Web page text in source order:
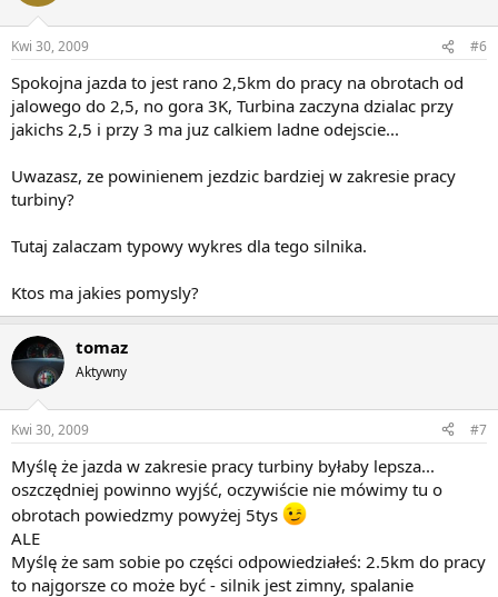
Kwi 30, 2009 #6
Spokojna jazda to jest rano 2,5km do pracy na obrotach od
jalowego do 2,5, no gora 3K, Turbina zaczyna dzialac przy
jakichs 2,5 i przy 3 ma juz calkiem ladne odejscie...
Uwazasz, ze powinienem jezdzic bardziej w zakresie pracy
turbiny?
Tutaj zalaczam typowy wykres dla tego silnika.
Ktos ma jakies pomysly?
tomaz
Aktywny
Kwi 30, 2009 #7
Myślę że jazda w zakresie pracy turbiny byłaby lepsza...
oszczędniej powinno wyjść, oczywiście nie mówimy tu o
obrotach powiedzmy powyżej 5tys
ALE
Myślę że sam sobie po części odpowiedziałeś: 2.5km do pracy
to najgorsze co może być - silnik jest zimny, spalanie